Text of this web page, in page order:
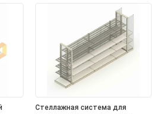
Стеллажная система для